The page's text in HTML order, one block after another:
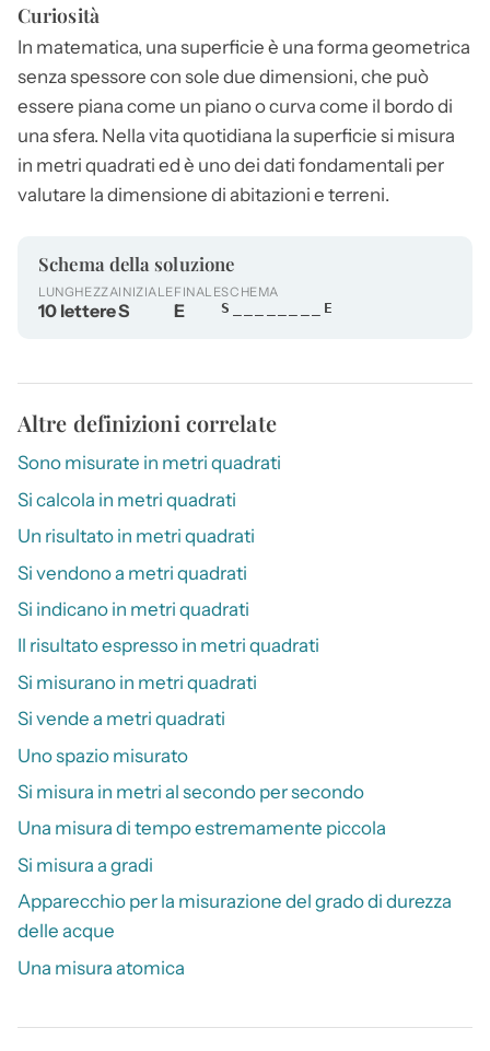
Curiosità
In matematica, una superficie è una forma geometrica
senza spessore con sole due dimensioni, che può
essere piana come un piano o curva come il bordo di
una sfera. Nella vita quotidiana la superficie si misura
in metri quadrati ed è uno dei dati fondamentali per
valutare la dimensione di abitazioni e terreni.
Schema della soluzione
LUNGHEZZA
10 lettere
INIZIALE
S
FINALE
E
SCHEMA
S________E
Altre definizioni correlate
Sono misurate in metri quadrati
Si calcola in metri quadrati
Un risultato in metri quadrati
Si vendono a metri quadrati
Si indicano in metri quadrati
Il risultato espresso in metri quadrati
Si misurano in metri quadrati
Si vende a metri quadrati
Uno spazio misurato
Si misura in metri al secondo per secondo
Una misura di tempo estremamente piccola
Si misura a gradi
Apparecchio per la misurazione del grado di durezza
delle acque
Una misura atomica